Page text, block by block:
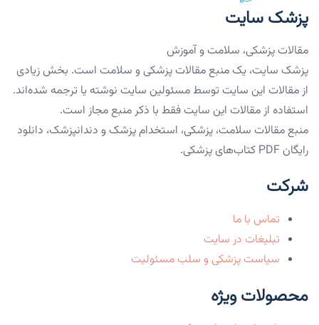
پزشک سایت
مقالات پزشکی، سلامت و آموزش
پزشک سایت، یک منبع مقالات پزشکی و سلامت است. بخش زیادی
از مقالات این سایت توسط مسئولین سایت نوشته یا ترجمه شده‌اند.
استفاده از مقالات این سایت فقط با ذکر منبع مجاز است.
منبع مقالات سلامت، پزشکی، استخدام پزشک و دندانپزشک، دانلود
رایگان PDF کتاب‌های پزشکی.
شرکت
تماس با ما
تبلیغات در سایت
سیاست پزشکی و سلب مسئولیت
محصولات ویژه